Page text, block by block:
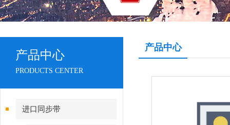
产品中心
PRODUCTS CENTER
进口同步带
产品中心